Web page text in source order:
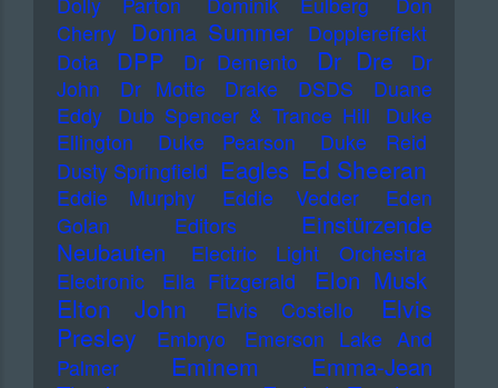
Cherry Donna Summer Dopplereffekt
Dota
DPP Dr Demento Dr Dre
Dr
John
Dr Motte Drake DSDS
Duane
Eddy
Dub Spencer & Trance Hill
Duke
Ellington
Duke Pearson
Duke Reid
Dusty Springfield Eagles Ed Sheeran
Eddie Murphy Eddie Vedder
Eden
Golan
Editors
Einstürzende
Neubauten
Electric Light Orchestra
Electronic
Ella Fitzgerald Elon Musk
Elton John Elvis Costello
Elvis
Presley
Embryo
Emerson Lake And
Palmer
Eminem
Emma-Jean